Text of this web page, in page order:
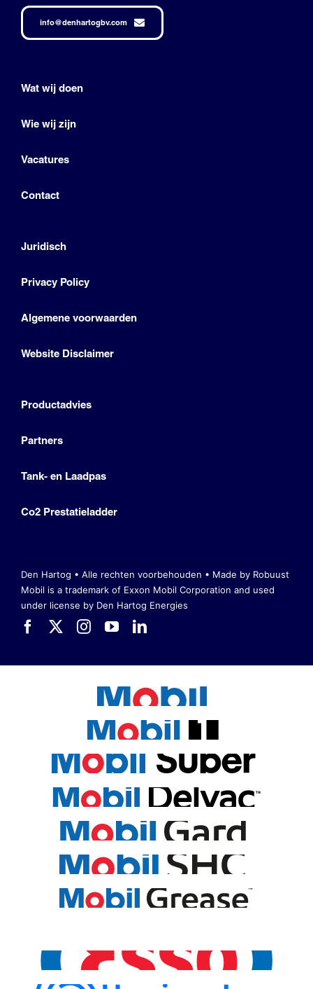
info@denhartogbv.com
Wat wij doen
Wie wij zijn
Vacatures
Contact
Juridisch
Privacy Policy
Algemene voorwaarden
Website Disclaimer
Productadvies
Partners
Tank- en Laadpas
Co2 Prestatieladder
Den Hartog • Alle rechten voorbehouden • Made by Robuust
Mobil is a trademark of Exxon Mobil Corporation and used
under license by Den Hartog Energies